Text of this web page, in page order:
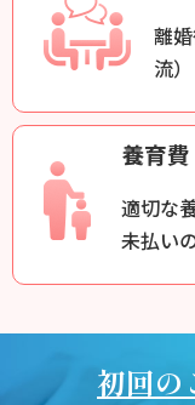
離
流
養育費
適切な
未払い
初回の